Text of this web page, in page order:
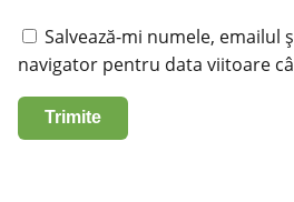
Salvează-mi numele, emailul
navigator pentru data viitoare